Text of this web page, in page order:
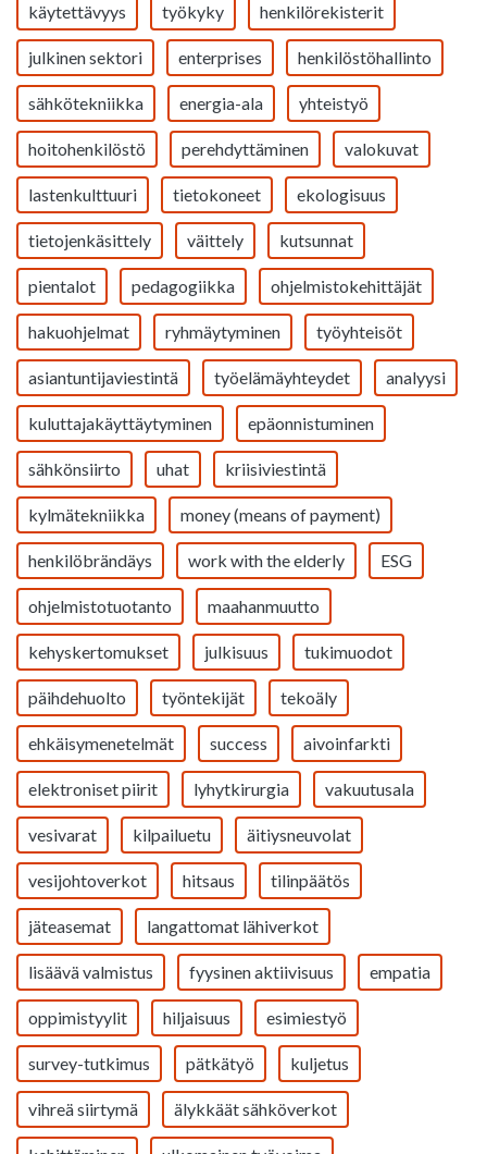
käytettävyys työkyky henkilörekisterit
julkinen sektori enterprises henkilöstöhallinto
sähkötekniikka energia-ala yhteistyö
hoitohenkilöstö perehdyttäminen valokuvat
lastenkulttuuri tietokoneet ekologisuus
tietojenkäsittely väittely kutsunnat
pientalot pedagogiikka ohjelmistokehittäjät
hakuohjelmat ryhmäytyminen työyhteisöt
asiantuntijaviestintä työelämäyhteydet analyysi
kuluttajakäyttäytyminen epäonnistuminen
sähkönsiirto uhat kriisiviestintä
kylmätekniikka money (means of payment)
henkilöbrändäys work with the elderly ESG
ohjelmistotuotanto maahanmuutto
kehyskertomukset julkisuus tukimuodot
päihdehuolto työntekijät tekoäly
ehkäisymenetelmät success aivoinfarkti
elektroniset piirit lyhytkirurgia vakuutusala
vesivarat kilpailuetu äitiysneuvolat
vesijohtoverkot hitsaus tilinpäätös
jäteasemat langattomat lähiverkot
lisäävä valmistus fyysinen aktiivisuus empatia
oppimistyylit hiljaisuus esimiestyö
survey-tutkimus pätkätyö kuljetus
vihreä siirtymä älykkäät sähköverkot